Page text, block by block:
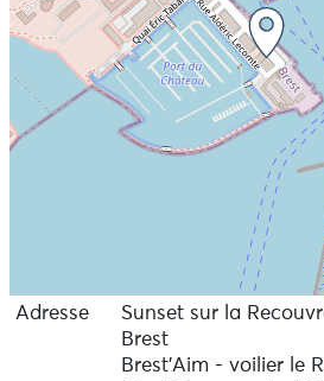
Adresse
Sunset sur la
Brest
Brest'Aim - voilier le